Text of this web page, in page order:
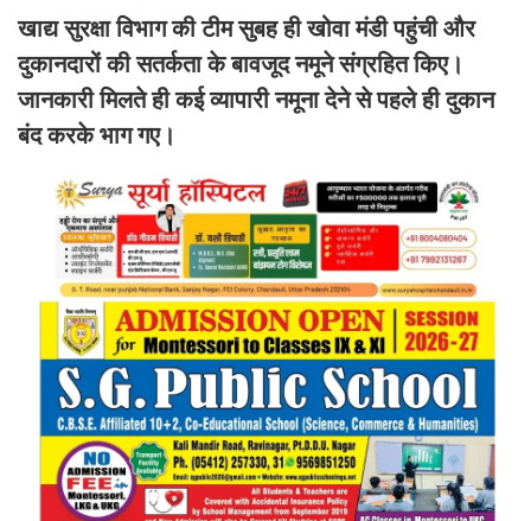
खाद्य सुरक्षा विभाग की टीम सुबह ही खोवा मंडी पहुंची और
दुकानदारों की सतर्कता के बावजूद नमूने संग्रहित किए।
जानकारी मिलते ही कई व्यापारी नमूना देने से पहले ही दुकान
बंद करके भाग गए।